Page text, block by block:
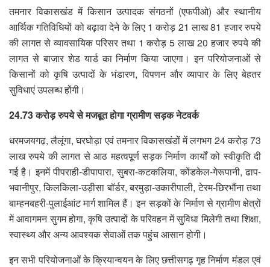
तमनार विकासखंड में किसान उत्पादक संगठनों (एफपीओ) और स्थानीय
आर्थिक गतिविधियों को बढ़ावा देने के लिए 1 करोड़ 21 लाख 81 हजार रुपये
की लागत से व्यावसायिक परिसर तथा 1 करोड़ 5 लाख 20 हजार रुपये की
लागत से बाजार शेड यार्ड का निर्माण किया जाएगा। इन परियोजनाओं से
किसानों को कृषि उत्पादों के भंडारण, विपणन और व्यापार के लिए बेहतर
सुविधाएं उपलब्ध होंगी।
24.73 करोड़ रुपये से मजबूत होगा ग्रामीण सड़क नेटवर्क
धरमजयगढ़, लैलूंगा, घरघोड़ा एवं तमनार विकासखंडों में लगभग 24 करोड़ 73
लाख रुपये की लागत से आठ महत्वपूर्ण सड़क निर्माण कार्यों को स्वीकृति दी
गई है। इनमें पीपराही-डीपापारा, सुबरा-कटकलिया, कोंडकेल-गेरूपानी, ढाप-
भवानीपुर, किलकिला-उड़ीसा बॉर्डर, बरमुड़ा-उकारीपाली, टेरम-छिरभौंना तथा
बाम्हनबहरी-पुलाईआंट मार्ग शामिल हैं। इन सड़कों के निर्माण से ग्रामीण क्षेत्रों
में आवागमन सुगम होगा, कृषि उत्पादों के परिवहन में सुविधा मिलेगी तथा शिक्षा,
स्वास्थ्य और अन्य आवश्यक सेवाओं तक पहुंच आसान होगी।
इन सभी परियोजनाओं के क्रियान्वयन के लिए छत्तीसगढ़ गृह निर्माण मंडल एवं